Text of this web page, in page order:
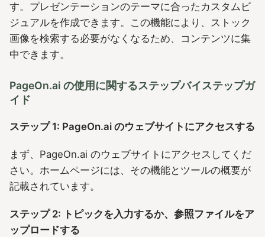
す。プレゼンテーションのテーマに合ったカスタムビ
ジュアルを作成できます。この機能により、ストック
画像を検索する必要がなくなるため、コンテンツに集
中できます。
PageOn.ai の使用に関するステップバイステップガ
イド
ステップ 1: PageOn.ai のウェブサイトにアクセスする
まず、PageOn.ai のウェブサイトにアクセスしてくだ
さい。ホームページには、その機能とツールの概要が
記載されています。
ステップ 2: トピックを入力するか、参照ファイルをア
ップロードする